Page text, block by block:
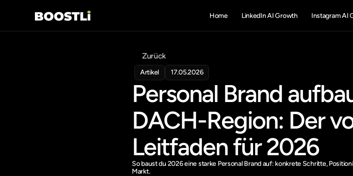
Home LinkedIn AI Growth Instagram AI
Zurück
Artikel 17.05.2026
Personal Brand
DACH-Region: Der
Leitfaden für 2026
So baust du 2026 eine starke Personal Brand auf: konkrete Schritte,
Markt.